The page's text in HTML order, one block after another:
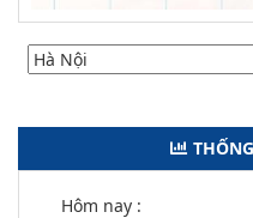
Hôm nay :